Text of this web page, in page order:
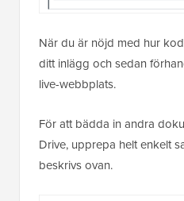
När du är nöjd med hur
ditt inlägg och sedan
För att bädda in andra
Drive, upprepa helt enkelt